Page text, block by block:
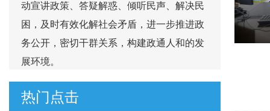
动宣讲政策、答疑解惑、倾听民声、解决民
困，及时有效化解社会矛盾，进一步推进政
务公开，密切干群关系，构建政通人和的发
展环境。
热门点击